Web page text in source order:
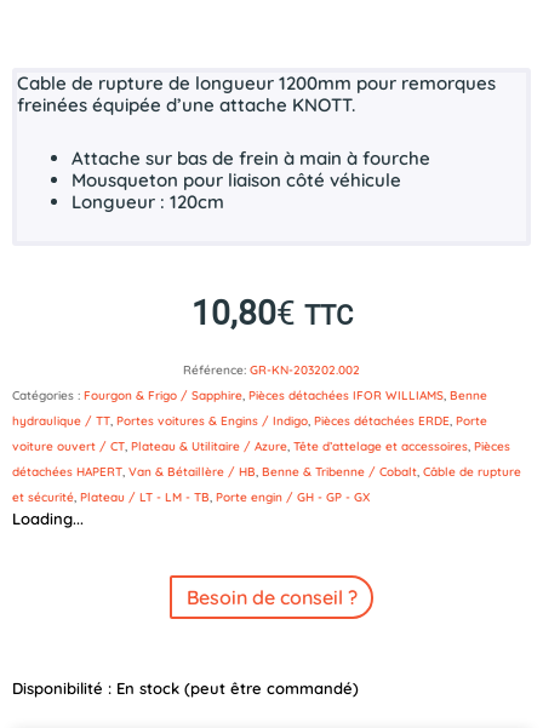
Cable de rupture de longueur 1200mm pour remorques
freinées équipée d’une attache KNOTT.
Attache sur bas de frein à main à fourche
Mousqueton pour liaison côté véhicule
Longueur : 120cm
10,80€ TTC
Référence: GR-KN-203202.002
Catégories : Fourgon & Frigo / Sapphire, Pièces détachées IFOR WILLIAMS, Benne
hydraulique / TT, Portes voitures & Engins / Indigo, Pièces détachées ERDE, Porte
voiture ouvert / CT, Plateau & Utilitaire / Azure, Tête d’attelage et accessoires, Pièces
détachées HAPERT, Van & Bétaillère / HB, Benne & Tribenne / Cobalt, Câble de rupture
et sécurité, Plateau / LT - LM - TB, Porte engin / GH - GP - GX
Loading...
Besoin de conseil ?
Disponibilité : En stock (peut être commandé)
quantité